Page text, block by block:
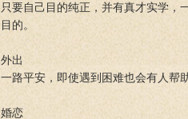
只要自己目的纯正，并有真才实学，
目的。
外出
一路平安，即使遇到困难也会有人帮
婚恋